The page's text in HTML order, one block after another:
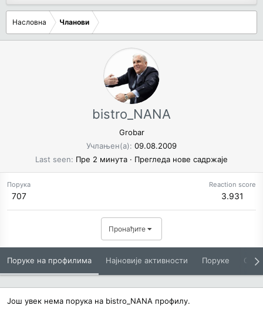
Насловна Чланови
bistro_NANA
Grobar
Учлањен(а) 09.08.2009
Last seen
Пре 2 минута · Прегледа нове садржаје
Порука
707
Reaction score
3.931
Пронађите
Поруке на профилима Најновије активности Поруке O
Још увек нема порука на bistro_NANA профилу.